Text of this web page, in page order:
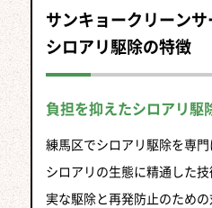
サンキョークリーン
シロアリ駆除の特徴
負担を抑えたシロアリ駆
練馬区でシロアリ駆除を専門
シロアリの生態に精通した
実な駆除と再発防止のための